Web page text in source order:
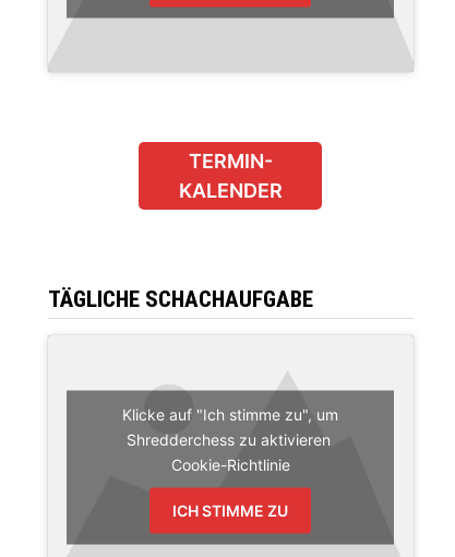
TERMIN-
KALENDER
TÄGLICHE SCHACHAUFGABE
Klicke auf "Ich stimme zu", um
Shredderchess zu aktivieren
Cookie-Richtlinie
ICH STIMME ZU